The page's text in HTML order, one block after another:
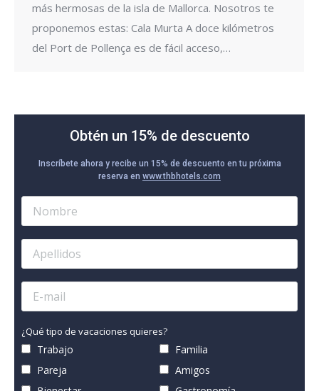
más hermosas de la isla de Mallorca. Nosotros te
proponemos estas: Cala Murta A doce kilómetros
del Port de Pollença es de fácil acceso,…
Obtén un 15% de descuento
Inscríbete ahora y recibe un 15% de descuento en tu próxima
reserva en www.thbhotels.com
¿Qué tipo de vacaciones quieres?
Trabajo
Familia
Pareja
Amigos